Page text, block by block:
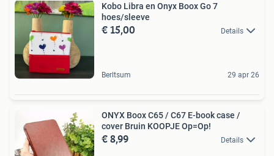
Kobo Libra en Onyx Boox Go 7
hoes/sleeve
€ 15,00 Details
Berltsum 29 apr 26
ONYX Boox C65 / C67 E-book case /
cover Bruin KOOPJE Op=Op!
€ 8,99 Details